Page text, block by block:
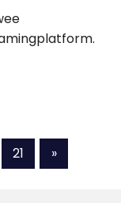
21
Volgende
berichten
»